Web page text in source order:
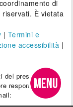
di
È vietata
| Termini e
accessibilità |
del presente sito
responsabile.